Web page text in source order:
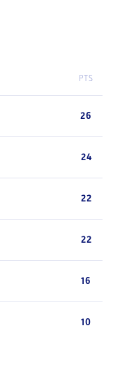
PTS
26
24
22
22
16
10